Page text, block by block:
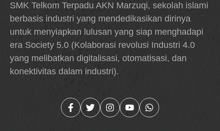
SMK Telkom Terpadu AKN Marzuqi, sekolah islami
berbasis industri yang mendedikasikan dirinya
untuk menyiapkan lulusan yang siap menghadapi
era Society 5.0 (Kolaborasi revolusi Industri 4.0
yang melibatkan digitalisasi, otomatisasi, dan
konektivitas dalam industri).